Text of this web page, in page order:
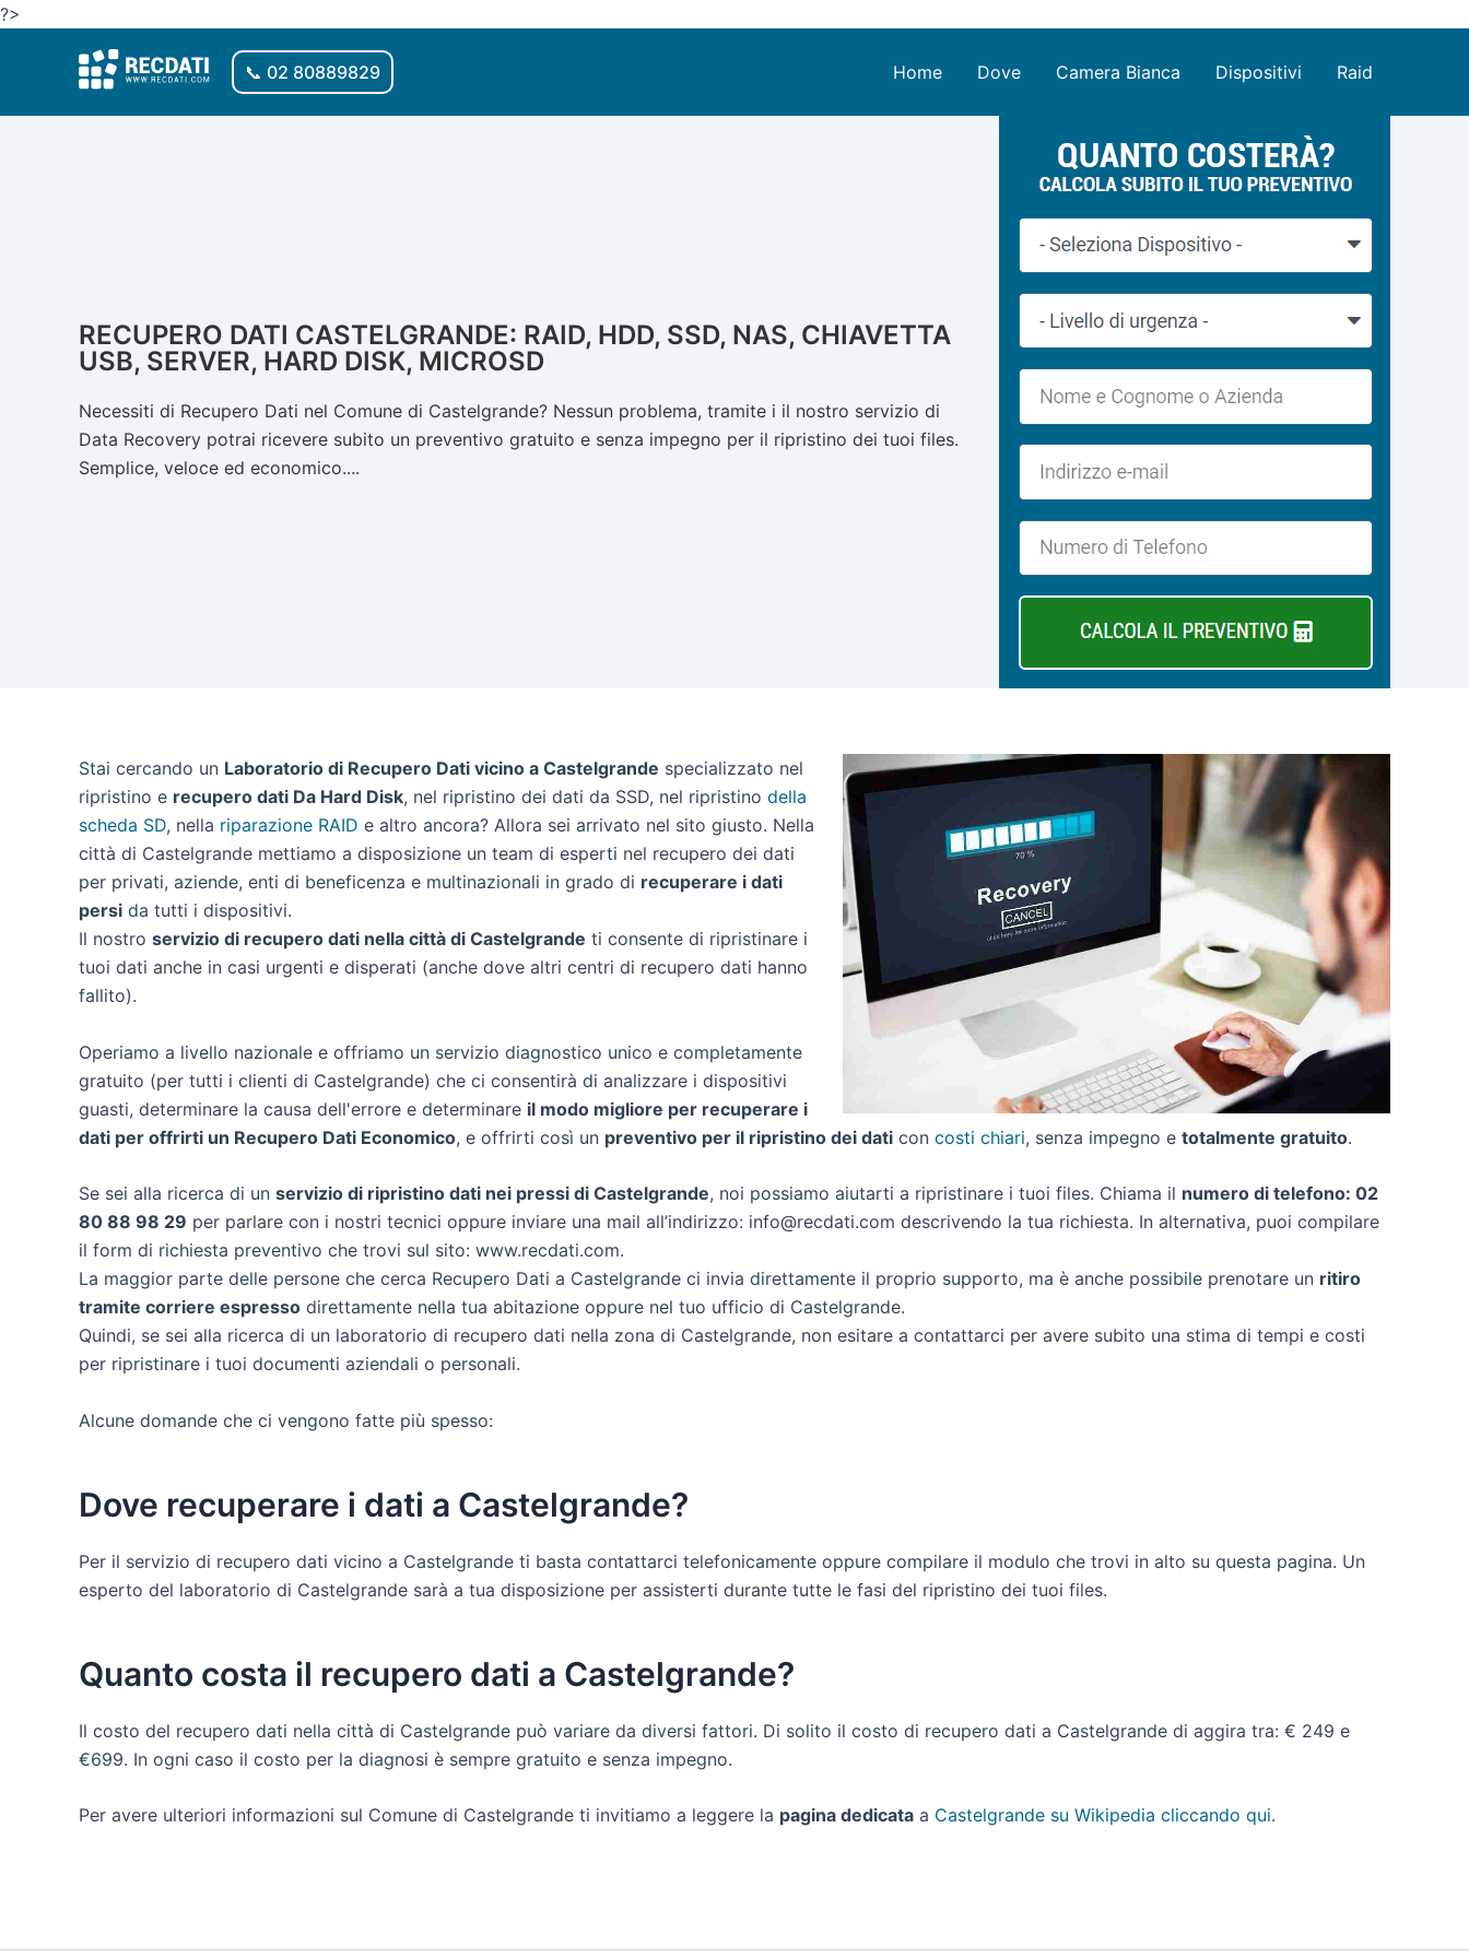
?>
contenuto
📞 02 80889829 Home Dove Camera Bianca Dispositivi Raid
RECUPERO DATI CASTELGRANDE: RAID, HDD, SSD, NAS, CHIAVETTA
USB, SERVER, HARD DISK, MICROSD
Necessiti di Recupero Dati nel Comune di Castelgrande? Nessun problema, tramite i il nostro servizio di
Data Recovery potrai ricevere subito un preventivo gratuito e senza impegno per il ripristino dei tuoi files.
Semplice, veloce ed economico....
Stai cercando un Laboratorio di Recupero Dati vicino a Castelgrande specializzato nel
ripristino e recupero dati Da Hard Disk, nel ripristino dei dati da SSD, nel ripristino della
scheda SD, nella riparazione RAID e altro ancora? Allora sei arrivato nel sito giusto. Nella
città di Castelgrande mettiamo a disposizione un team di esperti nel recupero dei dati
per privati, aziende, enti di beneficenza e multinazionali in grado di recuperare i dati
persi da tutti i dispositivi.
Il nostro servizio di recupero dati nella città di Castelgrande ti consente di ripristinare i
tuoi dati anche in casi urgenti e disperati (anche dove altri centri di recupero dati hanno
fallito).
Operiamo a livello nazionale e offriamo un servizio diagnostico unico e completamente
gratuito (per tutti i clienti di Castelgrande) che ci consentirà di analizzare i dispositivi
guasti, determinare la causa dell'errore e determinare il modo migliore per recuperare i
dati per offrirti un Recupero Dati Economico, e offrirti così un preventivo per il ripristino dei dati con costi chiari, senza impegno e totalmente gratuito.
Se sei alla ricerca di un servizio di ripristino dati nei pressi di Castelgrande, noi possiamo aiutarti a ripristinare i tuoi files. Chiama il numero di telefono: 02
80 88 98 29 per parlare con i nostri tecnici oppure inviare una mail all’indirizzo: info@recdati.com descrivendo la tua richiesta. In alternativa, puoi compilare
il form di richiesta preventivo che trovi sul sito: www.recdati.com.
La maggior parte delle persone che cerca Recupero Dati a Castelgrande ci invia direttamente il proprio supporto, ma è anche possibile prenotare un ritiro
tramite corriere espresso direttamente nella tua abitazione oppure nel tuo ufficio di Castelgrande.
Quindi, se sei alla ricerca di un laboratorio di recupero dati nella zona di Castelgrande, non esitare a contattarci per avere subito una stima di tempi e costi
per ripristinare i tuoi documenti aziendali o personali.
Alcune domande che ci vengono fatte più spesso:
Dove recuperare i dati a Castelgrande?
Per il servizio di recupero dati vicino a Castelgrande ti basta contattarci telefonicamente oppure compilare il modulo che trovi in alto su questa pagina. Un
esperto del laboratorio di Castelgrande sarà a tua disposizione per assisterti durante tutte le fasi del ripristino dei tuoi files.
Quanto costa il recupero dati a Castelgrande?
Il costo del recupero dati nella città di Castelgrande può variare da diversi fattori. Di solito il costo di recupero dati a Castelgrande di aggira tra: € 249 e
€699. In ogni caso il costo per la diagnosi è sempre gratuito e senza impegno.
Per avere ulteriori informazioni sul Comune di Castelgrande ti invitiamo a leggere la pagina dedicata a Castelgrande su Wikipedia cliccando qui.